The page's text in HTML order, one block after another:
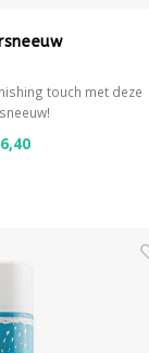
touch met deze